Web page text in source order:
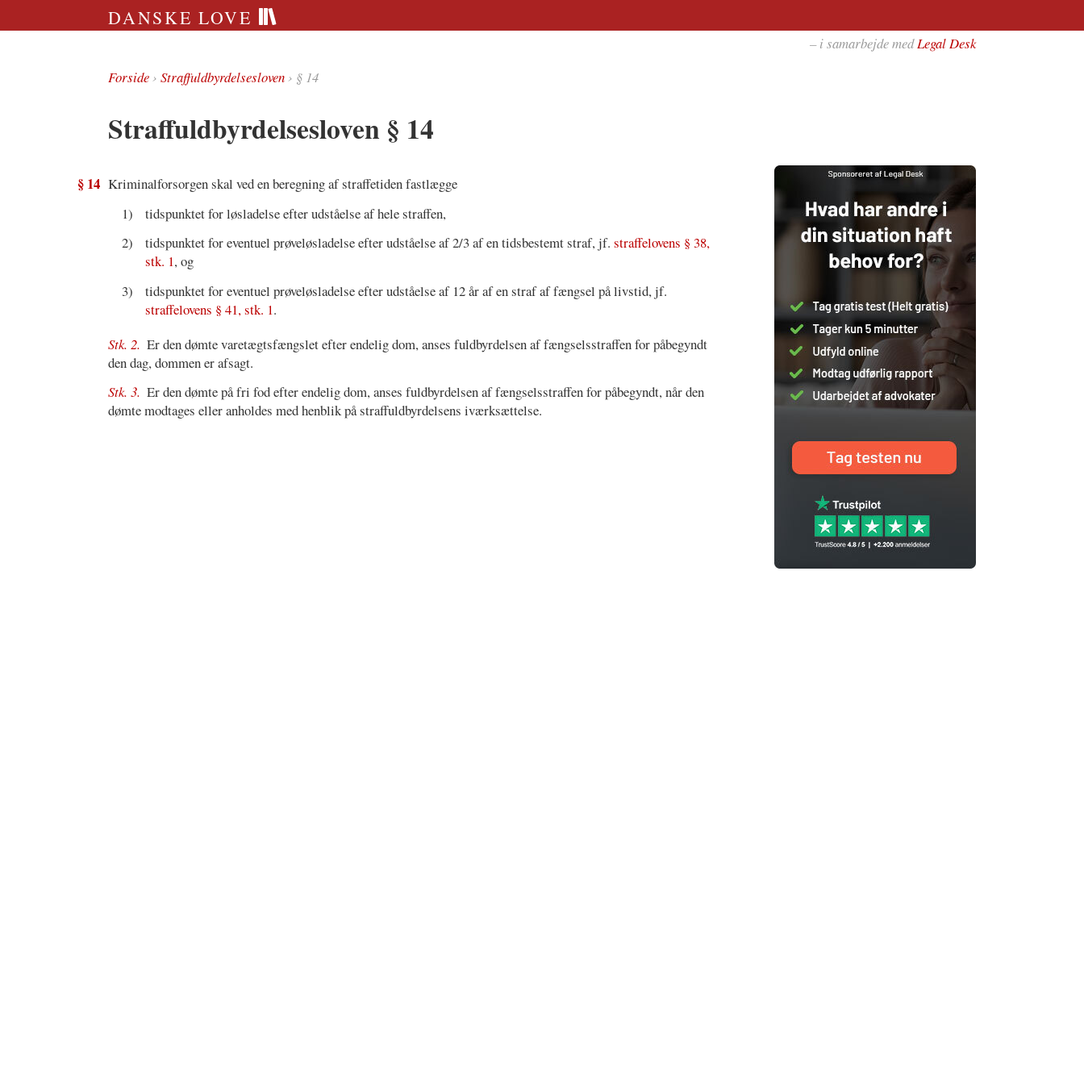
DANSKE LOVE
– i samarbejde medLegal Desk
Forside›Straffuldbyrdelsesloven› § 14
Straffuldbyrdelsesloven § 14
§ 14 Kriminalforsorgen skal ved en beregning af straffetiden fastlægge
1)
tidspunktet for løsladelse efter udståelse af hele straffen,
2)
tidspunktet for eventuel prøveløsladelse efter udståelse af 2/3 af en tidsbestemt straf, jf. straffelovens § 38,
stk. 1, og
3)
tidspunktet for eventuel prøveløsladelse efter udståelse af 12 år af en straf af fængsel på livstid, jf.
straffelovens § 41, stk. 1.
Stk. 2. Er den dømte varetægtsfængslet efter endelig dom, anses fuldbyrdelsen af fængselsstraffen for påbegyndt
den dag, dommen er afsagt.
Stk. 3. Er den dømte på fri fod efter endelig dom, anses fuldbyrdelsen af fængselsstraffen for påbegyndt, når den
dømte modtages eller anholdes med henblik på straffuldbyrdelsens iværksættelse.